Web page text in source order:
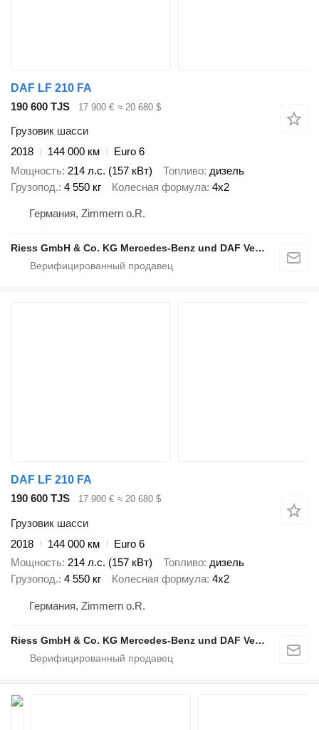
DAF LF 210 FA
190 600 TJS
17 900 € ≈ 20 680 $
Грузовик шасси
2018
144 000 км
Euro 6
Мощность 214 л.с. (157 кВт) Топливо дизель
Грузопод. 4 550 кг Колесная формула 4x2
Германия, Zimmern o.R.
Riess GmbH & Co. KG Mercedes-Benz und DAF Vertragspartner
DAF LF 210 FA
190 600 TJS
17 900 € ≈ 20 680 $
Грузовик шасси
2018
144 000 км
Euro 6
Мощность 214 л.с. (157 кВт) Топливо дизель
Грузопод. 4 550 кг Колесная формула 4x2
Германия, Zimmern o.R.
Riess GmbH & Co. KG Mercedes-Benz und DAF Vertragspartner